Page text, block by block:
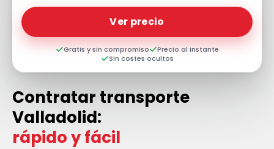
Ver precio
Gratis y sin compromiso
Precio al instante
Sin costes ocultos
Contratar transporte
Valladolid:
rápido y fácil